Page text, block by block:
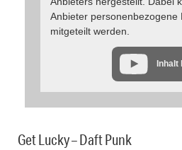
Anbieter personenbezogene
mitgeteilt werden.
Inhalt
Get Lucky – Daft Punk